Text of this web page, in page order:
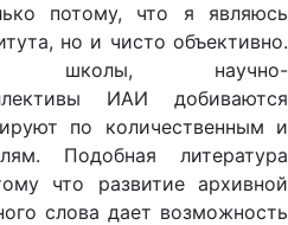
потому, что я являюсь
но и чисто объективно.
школы, научно-
ИАИ добиваются
по количественным и
Подобная литература
что развитие архивной
слова дает возможность